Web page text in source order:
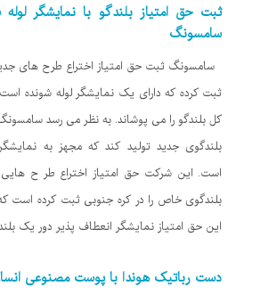
ثبت حق امتیاز بلندگو با نمایشگر
سامسونگ
سامسونگ ثبت حق امتیاز اختراع طرح های
ثبت کرده که دارای یک نمایشگر لوله شونده
کل بلندگو را می پوشاند. به نظر می رسد
بلندگوی جدید تولید کند که مجهز به
است. این شرکت حق امتیاز اختراع طر ح
بلندگوی خاص را در کره جنوبی ثبت کرده است
این حق امتیاز نمایشگر انعطاف پذیر دور یک
دست رباتیک هوندا با پوست مصنوعی